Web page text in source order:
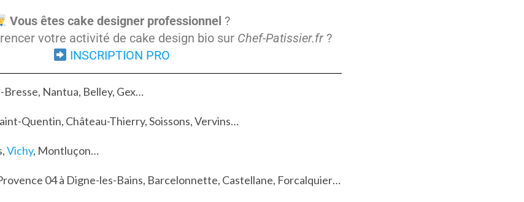
Vous êtes cake designer professionnel ?
votre activité de cake design bio sur Chef-Patissier.fr ?
INSCRIPTION PRO
Bresse, Nantua, Belley, Gex…
Quentin, Château-Thierry, Soissons, Vervins…
Vichy, Montluçon…
04 à Digne-les-Bains, Barcelonnette, Castellane, Forcalquier…